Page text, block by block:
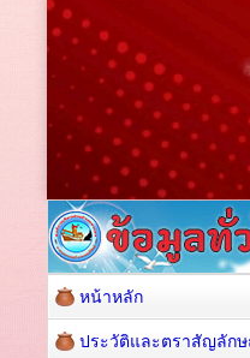
หน้าหลัก
ประวัติและตราสัญลัก